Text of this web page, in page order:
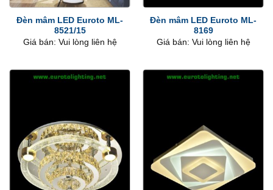
Đèn mâm LED Euroto ML-
8521/15
Giá bán: Vui lòng liên hệ
Đèn mâm LED Euroto ML-
8169
Giá bán: Vui lòng liên hệ